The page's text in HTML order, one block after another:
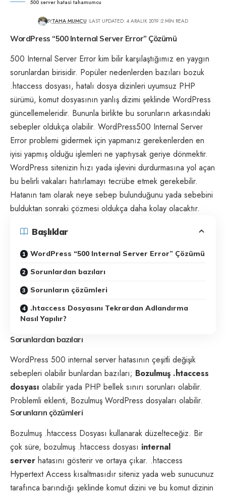
500 server hatasi tahamumcu
BYTAHA MUMCU LAST UPDATED: 4 ARALIK 2019 2 MIN READ
WordPress “500 Internal Server Error” Çözümü
500 Internal Server Error kim bilir karşılaştığımız en yaygın
sorunlardan birisidir. Popüler nedenlerden bazıları bozuk
.htaccess dosyası, hatalı dosya dizinleri uyumsuz PHP
sürümü, komut dosyasının yanlış dizimi şeklinde WordPress
güncellemeleridir. Bununla birlikte bu sorunların arkasındaki
sebepler oldukça olabilir. WordPress500 Internal Server
Error problemi gidermek için yapmanız gerekenlerden en
iyisi yapmış olduğu işlemleri ne yaptıysak geriye dönmektir.
WordPress sitenizin hızı yada işlevini durdurmasına yol açan
bu belirli vakaları hatırlamayı tecrübe etmek gerekebilir.
Hatanın tam olarak neye sebep bulunduğunu yada sebebini
bulduktan sonraki çözmesi oldukça daha kolay olacaktır.
Başlıklar
WordPress “500 Internal Server Error” Çözümü
Sorunlardan bazıları
Sorunların çözümleri
.htaccess Dosyasını Tekrardan Adlandırma
Nasıl Yapılır?
Sorunlardan bazıları
WordPress 500 internal server hatasının çeşitli değişik
sebepleri olabilir bunlardan bazıları; Bozulmuş .htaccess
dosyası olabilir yada PHP bellek sınırı sorunları olabilir.
Problemli eklenti, Bozulmuş WordPress dosyaları olabilir.
Sorunların çözümleri
Bozulmuş .htaccess Dosyası kullanarak düzelteceğiz. Bir
çok süre, bozulmuş .htaccess dosyası internal
server hatasını gösterir ve ortaya çıkar. .htaccess
Hypertext Access kısaltmasıdır siteniz yada web sunucunuz
tarafınca barındığı şeklinde komut dizini ve bu komut dizinin